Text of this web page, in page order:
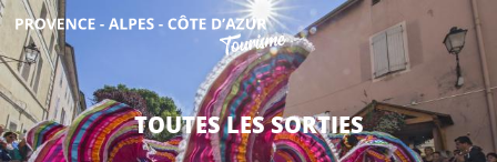
Aller
contenu
principal
DÉCOUVRIR
TOUTES LES SORTIES